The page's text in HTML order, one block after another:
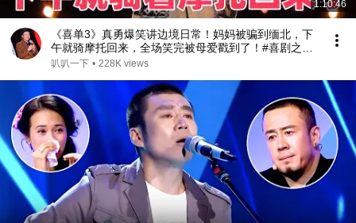
1:10:46
《喜单3》真勇爆笑讲边境日常！妈妈被骗到缅北，下
午就骑摩托回来，全场笑完被母爱戳到了！#喜剧之王
单口季 #脱口秀 #搞笑 #喜剧 #funny #综艺
叭叭一下 • 228K views